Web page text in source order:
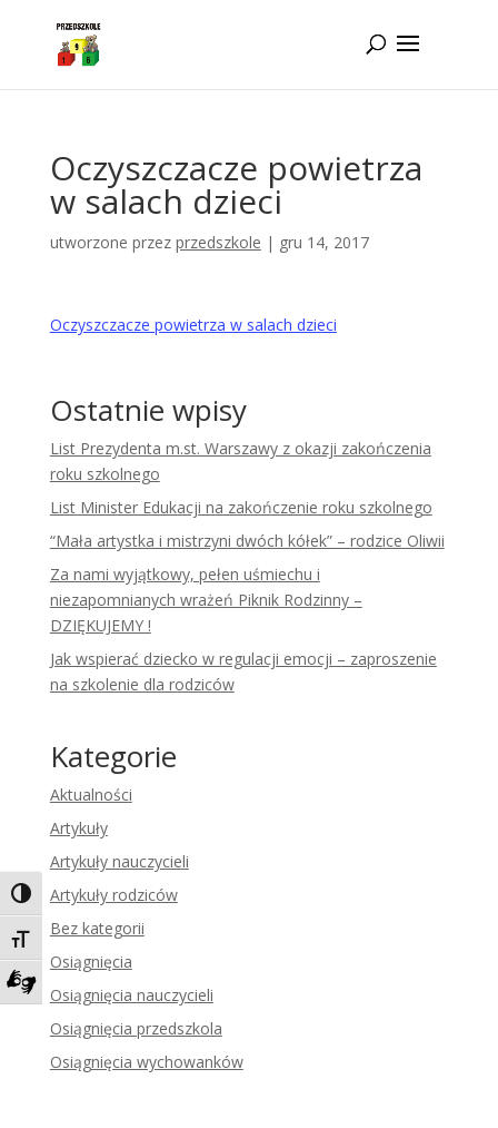
Toggle High Contrast
Toggle Font size
Zadzwoń do tłumacza języka migowego
Oczyszczacze powietrza
w salach dzieci
utworzone przez przedszkole | gru 14, 2017
Oczyszczacze powietrza w salach dzieci
Ostatnie wpisy
List Prezydenta m.st. Warszawy z okazji zakończenia
roku szkolnego
List Minister Edukacji na zakończenie roku szkolnego
“Mała artystka i mistrzyni dwóch kółek” – rodzice Oliwii
Za nami wyjątkowy, pełen uśmiechu i
niezapomnianych wrażeń Piknik Rodzinny –
DZIĘKUJEMY !
Jak wspierać dziecko w regulacji emocji – zaproszenie
na szkolenie dla rodziców
Kategorie
Aktualności
Artykuły
Artykuły nauczycieli
Artykuły rodziców
Bez kategorii
Osiągnięcia
Osiągnięcia nauczycieli
Osiągnięcia przedszkola
Osiągnięcia wychowanków